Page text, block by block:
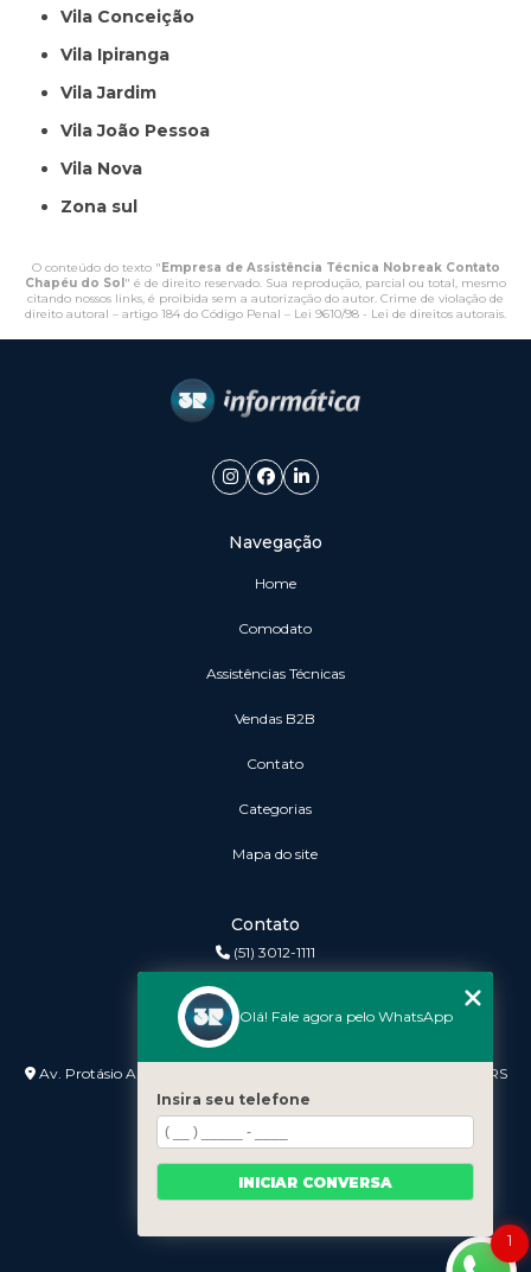
Vila Conceição
Vila Ipiranga
Vila Jardim
Vila João Pessoa
Vila Nova
Zona sul
O conteúdo do texto "Empresa de Assistência Técnica Nobreak Contato
Chapéu do Sol" é de direito reservado. Sua reprodução, parcial ou total, mesmo
citando nossos links, é proibida sem a autorização do autor. Crime de violação de
direito autoral – artigo 184 do Código Penal – Lei 9610/98 - Lei de direitos autorais.
Navegação
Home
Comodato
Assistências Técnicas
vendas B2B
Contato
Categorias
Mapa do site
Contato
(51) 3012-1111
Endereço
Av. Protásio Alves nº 3240 Lojas 7 e 8 - Petrópolis - Porto Alegre - RS
- 90410-007
1
Olá! Fale agora pelo WhatsApp
Insira seu telefone
INICIAR CONVERSA